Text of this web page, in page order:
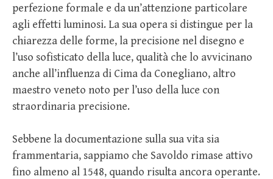
perfezione formale e da un’attenzione particolare
agli effetti luminosi. La sua opera si distingue per la
chiarezza delle forme, la precisione nel disegno e
l’uso sofisticato della luce, qualità che lo avvicinano
anche all’influenza di Cima da Conegliano, altro
maestro veneto noto per l’uso della luce con
straordinaria precisione.
Sebbene la documentazione sulla sua vita sia
frammentaria, sappiamo che Savoldo rimase attivo
fino almeno al 1548, quando risulta ancora operante.